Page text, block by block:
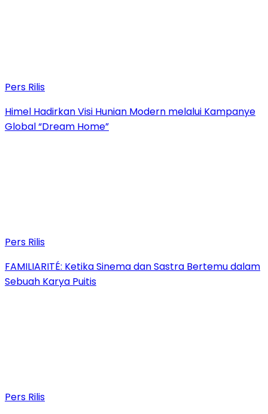
Pers Rilis
Himel Hadirkan Visi Hunian Modern melalui Kampanye
Global “Dream Home”
Pers Rilis
FAMILIARITÉ: Ketika Sinema dan Sastra Bertemu dalam
Sebuah Karya Puitis
Pers Rilis